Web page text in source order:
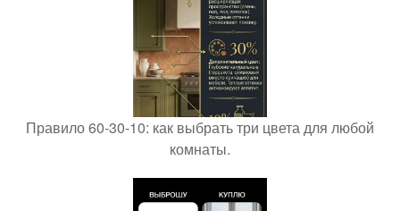
Правило 60-30-10: как выбрать три цвета для любой
комнаты.